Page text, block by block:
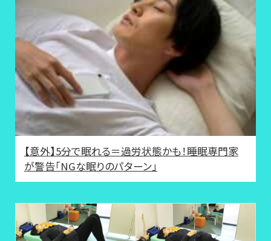
【意外】5分で眠れる＝過労状態かも！睡眠専門家
が警告「NGな眠りのパターン」